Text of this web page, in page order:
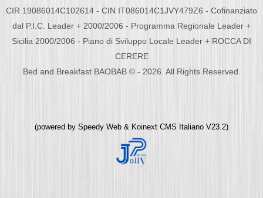
CIR 19086014C102614 - CIN IT086014C1JVY479Z6 - Cofinanziato
dal P.I.C. Leader + 2000/2006 - Programma Regionale Leader +
Sicilia 2000/2006 - Piano di Sviluppo Locale Leader + ROCCA DI
CERERE
Bed and Breakfast BAOBAB © - 2026. All Rights Reserved.
(powered by Speedy Web & Koinext CMS Italiano V23.2)